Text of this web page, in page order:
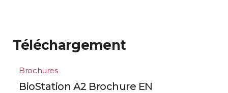
Téléchargement
Brochures
BioStation A2 Brochure EN